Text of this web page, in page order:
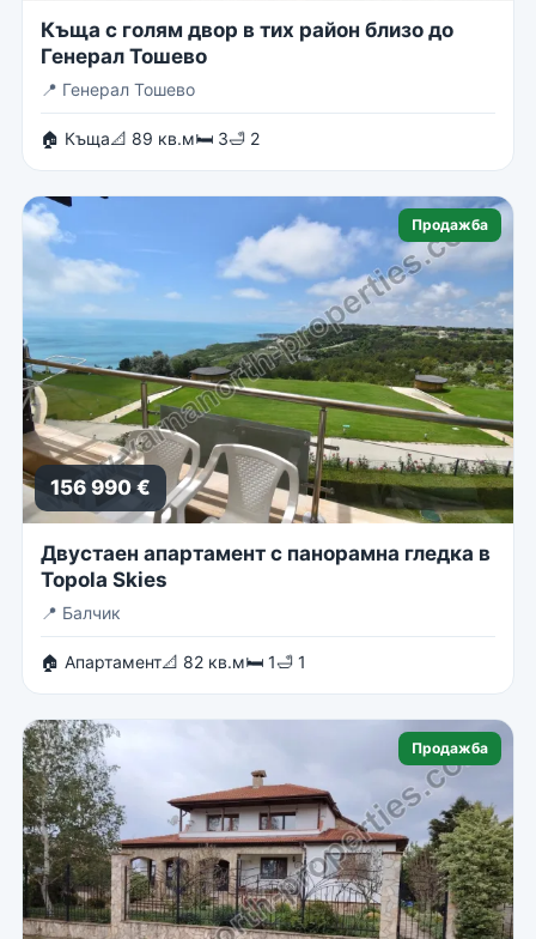
Къща с голям двор в тих район близо до
Генерал Тошево
📍 Генерал Тошево
🏠 Къща📐 89 кв.м🛏 3🛁 2
Продажба
156 990 €
Двустаен апартамент с панорамна гледка в
Topola Skies
📍 Балчик
🏠 Апартамент📐 82 кв.м🛏 1🛁 1
Продажба